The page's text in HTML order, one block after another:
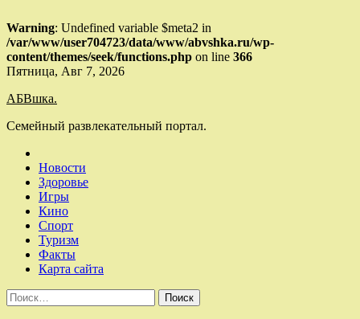
Warning: Undefined variable $meta2 in
/var/www/user704723/data/www/abvshka.ru/wp-
content/themes/seek/functions.php on line 366
Skip
content
Пятница, Авг 7, 2026
АБВшка.
Семейный развлекательный портал.
Новости
Здоровье
Игры
Кино
Спорт
Туризм
Факты
Карта сайта
Найти: